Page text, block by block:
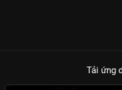
Tải ứng